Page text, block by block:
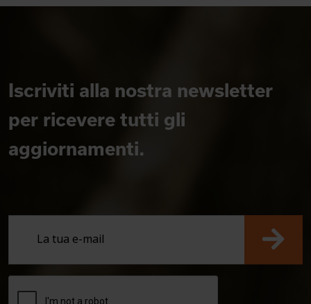
Iscriviti alla nostra newsletter
per ricevere tutti gli
aggiornamenti.